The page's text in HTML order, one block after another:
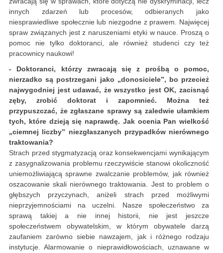
innych zdarzeń lub procesów, odbieranych jako
niesprawiedliwe społecznie lub niezgodne z prawem. Najwięcej
spraw związanych jest z naruszeniami etyki w nauce. Proszą o
pomoc nie tylko doktoranci, ale również studenci czy też
pracownicy naukowi!
- Doktoranci, którzy zwracają się z prośbą o pomoc,
nierzadko są postrzegani jako „donosiciele”, bo przecież
najwygodniej jest udawać, że wszystko jest OK, zacisnąć
zęby, zrobić doktorat i zapomnieć. Można też
przypuszczać, że zgłaszane sprawy są zaledwie ułamkiem
tych, które dzieją się naprawdę. Jak ocenia Pan wielkość
„ciemnej liczby” niezgłaszanych przypadków nierównego
traktowania?
Strach przed stygmatyzacją oraz konsekwencjami wynikającym
z zasygnalizowania problemu rzeczywiście stanowi okoliczność
uniemożliwiającą sprawne zwalczanie problemów, jak również
oszacowanie skali nierównego traktowania. Jest to problem o
głębszych przyczynach, aniżeli strach przed możliwymi
nieprzyjemnościami na uczelni. Nasze społeczeństwo za
sprawą takiej a nie innej historii, nie jest jeszcze
społeczeństwem obywatelskim, w którym obywatele darzą
zaufaniem zarówno siebie nawzajem, jak i różnego rodzaju
instytucje. Alarmowanie o nieprawidłowościach, uznawane w